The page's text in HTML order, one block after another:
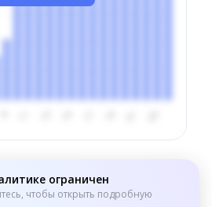
ограничен
чтобы открыть подробную